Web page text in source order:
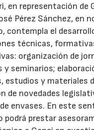
en representación de
Pérez Sánchez, en
contempla el
técnicas,
organización de
y seminarios;
estudios y materiales
de novedades
envases. En este
podrá prestar